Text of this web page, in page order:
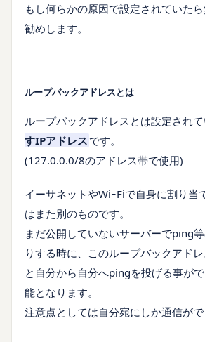
もし何らかの原因で設定されていた
勧めします。
ループバックアドレスとは
ループバックアドレスとは設定され
すIPアドレス です。
(127.0.0.0/8のアドレス帯で使用)
イーサネットやWiｰFiで自身に割り当
はまた別のものです。
まだ公開していないサーバーでping
りする時に、このループバックアド
と自分から自分へpingを投げる事が
能となります。
注意点としては自分宛にしか通信がで